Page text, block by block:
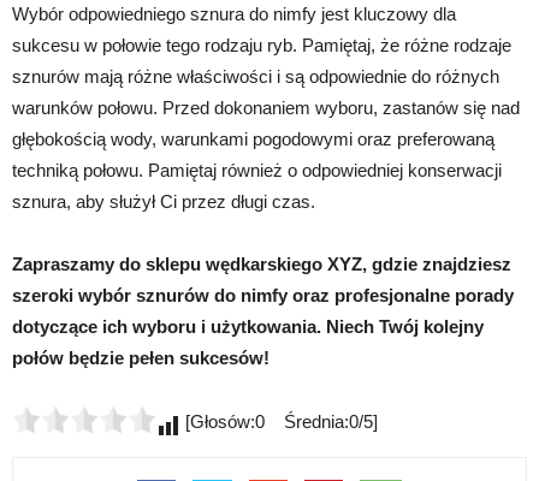
Wybór odpowiedniego sznura do nimfy jest kluczowy dla
sukcesu w połowie tego rodzaju ryb. Pamiętaj, że różne rodzaje
sznurów mają różne właściwości i są odpowiednie do różnych
warunków połowu. Przed dokonaniem wyboru, zastanów się nad
głębokością wody, warunkami pogodowymi oraz preferowaną
techniką połowu. Pamiętaj również o odpowiedniej konserwacji
sznura, aby służył Ci przez długi czas.
Zapraszamy do sklepu wędkarskiego XYZ, gdzie znajdziesz
szeroki wybór sznurów do nimfy oraz profesjonalne porady
dotyczące ich wyboru i użytkowania. Niech Twój kolejny
połów będzie pełen sukcesów!
[Głosów:0 Średnia:0/5]